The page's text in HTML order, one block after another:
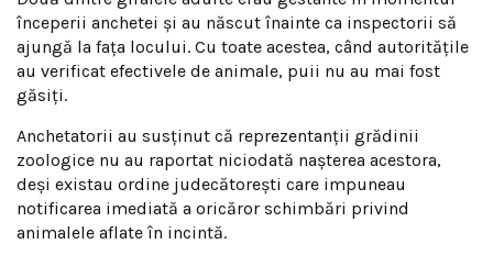
începerii anchetei și au născut înainte ca inspectorii să
ajungă la fața locului. Cu toate acestea, când autoritățile
au verificat efectivele de animale, puii nu au mai fost
găsiți.
Anchetatorii au susținut că reprezentanții grădinii
zoologice nu au raportat niciodată nașterea acestora,
deși existau ordine judecătorești care impuneau
notificarea imediată a oricăror schimbări privind
animalele aflate în incintă.